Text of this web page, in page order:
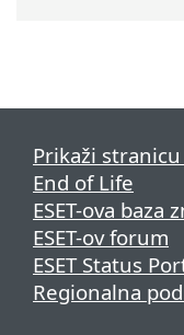
Prikaži
End of Life
ESET-ova baza
ESET-ov forum
ESET Status
Regionalna